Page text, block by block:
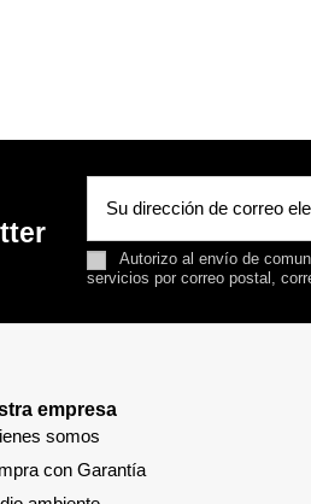
Autorizo al envío de
servicios por correo postal,
empresa
somos
con Garantía